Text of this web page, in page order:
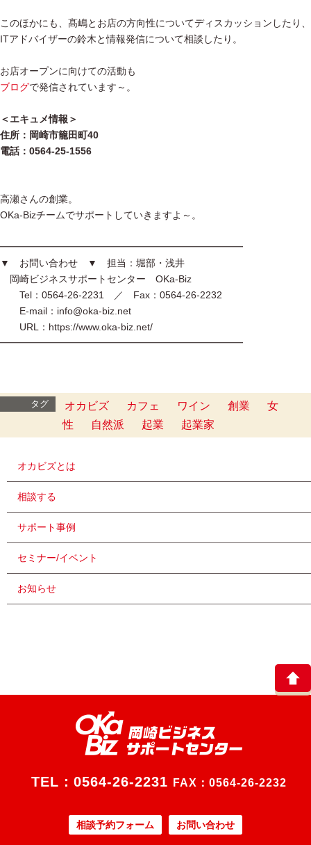
このほかにも、髙嶋とお店の方向性についてディスカッションしたり、
ITアドバイザーの鈴木と情報発信について相談したり。
お店オープンに向けての活動も
ブログで発信されています～。
＜エキュメ情報＞
住所：岡崎市籠田町40
電話：0564-25-1556
高瀬さんの創業。
OKa-Bizチームでサポートしていきますよ～。
━━━━━━━━━━━━━━━━━━━━━━━━━
▼ お問い合わせ ▼ 担当：堀部・浅井
岡崎ビジネスサポートセンター OKa-Biz
Tel：0564-26-2231 ／ Fax：0564-26-2232
E-mail：info@oka-biz.net
URL：https://www.oka-biz.net/
━━━━━━━━━━━━━━━━━━━━━━━━━
タグ オカビズ カフェ ワイン 創業
女
性
自然派 起業 起業家
オカビズとは
相談する
サポート事例
セミナー/イベント
お知らせ
TEL： 0564-26-2231 FAX：0564-26-2232
相談予約フォーム お問い合わせ